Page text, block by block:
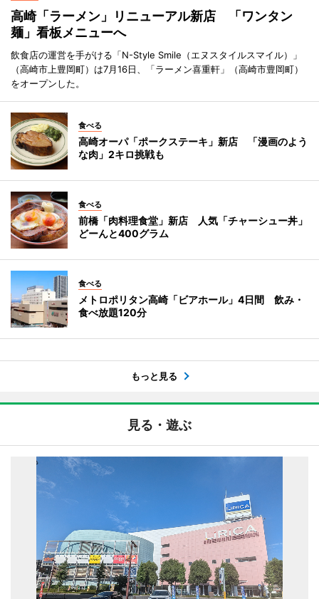
高崎「ラーメン」リニューアル新店 「ワンタン
麺」看板メニューへ
飲食店の運営を手がける「N-Style Smile（エヌスタイルスマイル）」
（高崎市上豊岡町）は7月16日、「ラーメン喜重軒」（高崎市豊岡町）
をオープンした。
食べる
高崎オーパ「ポークステーキ」新店 「漫画のよう
な肉」2キロ挑戦も
食べる
前橋「肉料理食堂」新店 人気「チャーシュー丼」
どーんと400グラム
食べる
メトロポリタン高崎「ビアホール」4日間 飲み・
食べ放題120分
もっと見る
見る・遊ぶ